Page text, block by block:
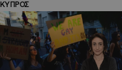
ΚΥΠΡΟΣ